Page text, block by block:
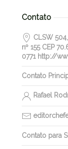
Contato
CLSW
nº 155 CEP
0771 http://
Contato
Rafael
Contato para